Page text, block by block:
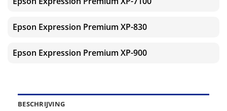
Epson Expression Premium XP-830
Epson Expression Premium XP-900
BESCHRIJVING